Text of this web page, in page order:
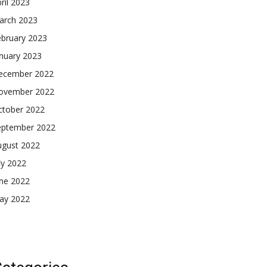
2023
2023
2023
2022
2022
2022
2022
2022
2022
2022
2022